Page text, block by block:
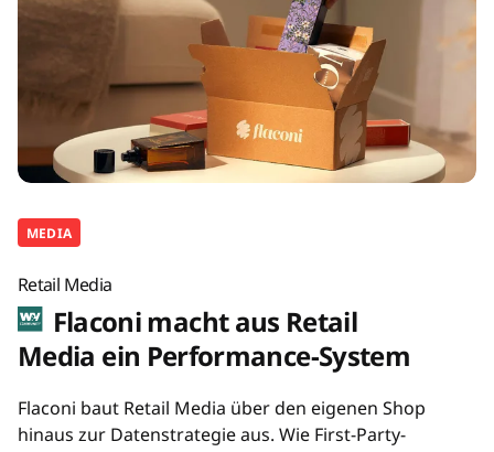
MEDIA
Retail Media
Flaconi macht aus Retail
Media ein Performance-System
Flaconi baut Retail Media über den eigenen Shop
hinaus zur Datenstrategie aus. Wie First-Party-